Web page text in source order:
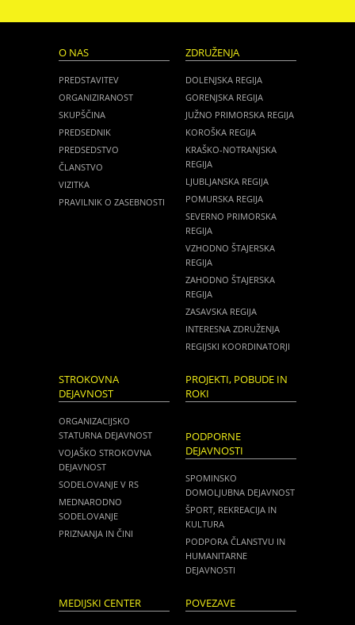
O NAS
PREDSTAVITEV
ORGANIZIRANOST
SKUPŠČINA
PREDSEDNIK
PREDSEDSTVO
ČLANSTVO
VIZITKA
PRAVILNIK O ZASEBNOSTI
ZDRUŽENJA
DOLENJSKA REGIJA
GORENJSKA REGIJA
JUŽNO PRIMORSKA REGIJA
KOROŠKA REGIJA
KRAŠKO-NOTRANJSKA
REGIJA
LJUBLJANSKA REGIJA
POMURSKA REGIJA
SEVERNO PRIMORSKA
REGIJA
VZHODNO ŠTAJERSKA
REGIJA
ZAHODNO ŠTAJERSKA
REGIJA
ZASAVSKA REGIJA
INTERESNA ZDRUŽENJA
REGIJSKI KOORDINATORJI
STROKOVNA
DEJAVNOST
ORGANIZACIJSKO
STATURNA DEJAVNOST
VOJAŠKO STROKOVNA
DEJAVNOST
SODELOVANJE V RS
MEDNARODNO
SODELOVANJE
PRIZNANJA IN ČINI
PROJEKTI, POBUDE IN
ROKI
PODPORNE
DEJAVNOSTI
SPOMINSKO
DOMOLJUBNA DEJAVNOST
ŠPORT, REKREACIJA IN
KULTURA
PODPORA ČLANSTVU IN
HUMANITARNE
DEJAVNOSTI
MEDIJSKI CENTER POVEZAVE